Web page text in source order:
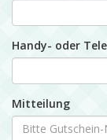
Handy- oder
Mitteilung